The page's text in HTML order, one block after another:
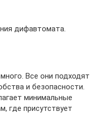
дифавтомата.
Все они подходят
и безопасности.
минимальные
где присутствует